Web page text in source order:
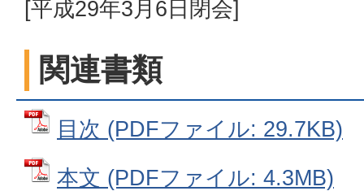
[平成29年3月6日閉会]
関連書類
目次 (PDFファイル: 29.7KB)
本文 (PDFファイル: 4.3MB)